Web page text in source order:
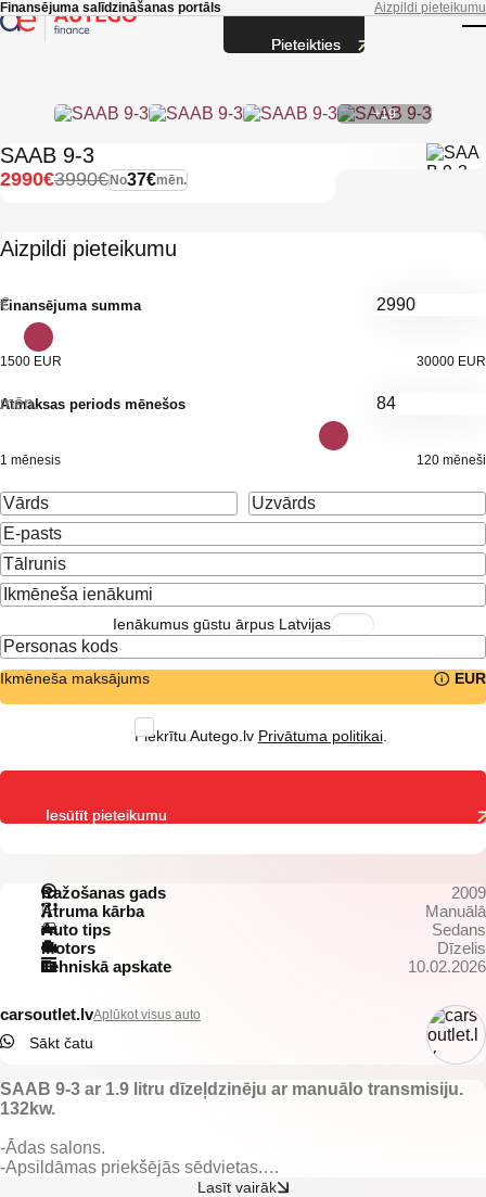
Skip to main content
Finansējuma salīdzināšanas portāls Aizpildi pieteikumu
+19
SAAB 9-3
No37€mēn.
3990€
2990€
Aizpildi pieteikumu
Finansējuma summa
€
1500 EUR 30000 EUR
Atmaksas periods mēnešos
mēn.
1 mēnesis 120 mēneši
Ienākumus gūstu ārpus Latvijas
Ikmēneša maksājums EUR
Piekrītu Autego.lv Privātuma politikai.
Ražošanas gads
2009
Ātruma kārba
Manuālā
Auto tips
Sedans
Motors
Dīzelis
Tehniskā apskate
10.02.2026
carsoutlet.lvAplūkot visus auto
Sākt čatu
SAAB 9-3 ar 1.9 litru dīzeļdzinēju ar manuālo transmisiju.
132kw.
-Ādas salons.
-Apsildāmas priekšējās sēdvietas.
Lasīt vairāk